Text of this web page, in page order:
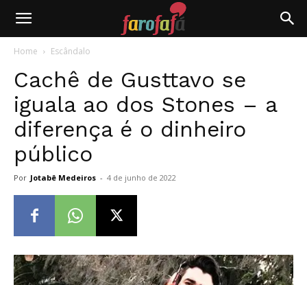
Farofafá
Home Escândalo
Cachê de Gusttavo se
iguala ao dos Stones – a
diferença é o dinheiro
público
Por Jotabê Medeiros - 4 de junho de 2022